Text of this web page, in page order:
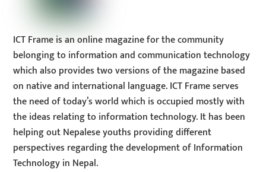
ICT Frame is an online magazine for the community
belonging to information and communication technology
which also provides two versions of the magazine based
on native and international language. ICT Frame serves
the need of today’s world which is occupied mostly with
the ideas relating to information technology. It has been
helping out Nepalese youths providing different
perspectives regarding the development of Information
Technology in Nepal.